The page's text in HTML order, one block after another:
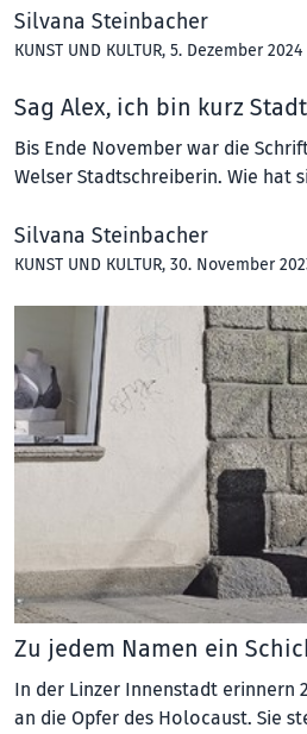
Silvana Steinbacher
KUNST UND KULTUR, 5. Dezember 2024
Sag Alex, ich bin kurz
Bis Ende November war die
Welser Stadtschreiberin. Wie hat
Silvana Steinbacher
KUNST UND KULTUR, 30. November
Zu jedem Namen ein
In der Linzer Innenstadt erinnern
an die Opfer des Holocaust. Sie